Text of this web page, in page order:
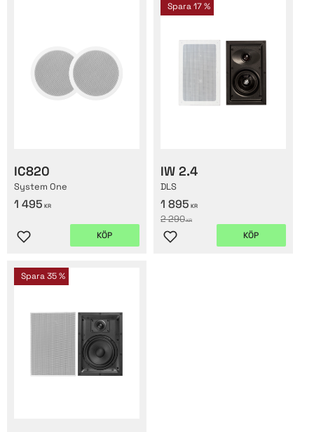
IC820
System One
1 495 KR
Lägg till i favoriter
KÖP
IW 2.4
DLS
1 895 KR
2 290KR
Spara17 %
Lägg till i favoriter
KÖP
Spara35 %